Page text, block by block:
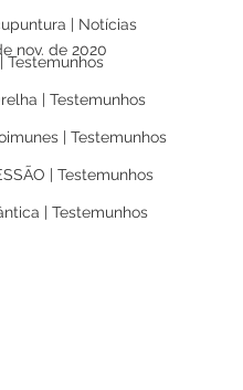
| Notícias
Testemunhos
| Testemunhos
| Testemunhos
| Testemunhos
| Testemunhos
nov. de 2020